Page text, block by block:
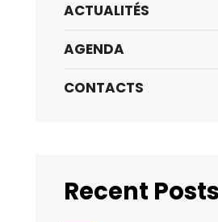
ACTUALITÉS
AGENDA
CONTACTS
Recent Posts